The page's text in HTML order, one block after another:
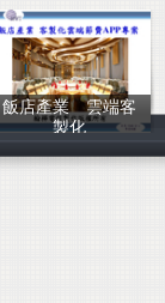
飯店產業 雲端客
製化
翰樺電信